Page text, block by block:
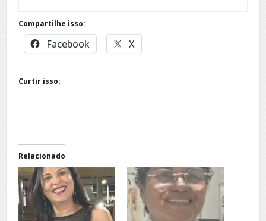
Compartilhe isso:
Facebook X
Curtir isso:
Relacionado